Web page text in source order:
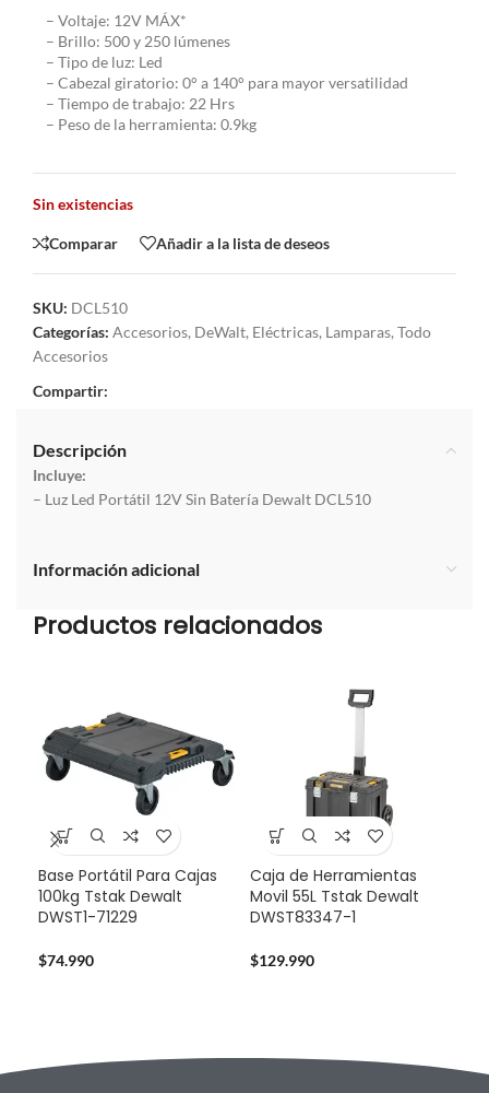
– Voltaje: 12V MÁX*
– Brillo: 500 y 250 lúmenes
– Tipo de luz: Led
– Cabezal giratorio: 0° a 140° para mayor versatilidad
– Tiempo de trabajo: 22 Hrs
– Peso de la herramienta: 0.9kg
Sin existencias
Comparar Añadir a la lista de deseos
SKU: DCL510
Categorías: Accesorios, DeWalt, Eléctricas, Lamparas, Todo
Accesorios
Compartir:
Descripción
Incluye:
– Luz Led Portátil 12V Sin Batería Dewalt DCL510
Información adicional
Productos relacionados
Base Portátil Para Cajas
100kg Tstak Dewalt
DWST1-71229
$74.990
Caja de Herramientas
Movil 55L Tstak Dewalt
DWST83347-1
$129.990